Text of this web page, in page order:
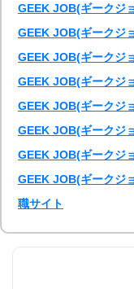
GEEK JOB(ギークジ
GEEK JOB(ギークジ
GEEK JOB(ギークジ
GEEK JOB(ギークジ
GEEK JOB(ギークジ
GEEK JOB(ギークジ
GEEK JOB(ギークジ
GEEK JOB(ギークジ
職サイト